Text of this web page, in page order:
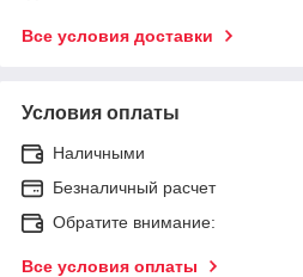
Все условия доставки
Условия оплаты
Наличными
Безналичный расчет
Обратите внимание:
Все условия оплаты